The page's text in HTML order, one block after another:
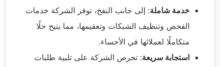
خدمة شاملة: إلى جانب النفخ، توفر الشركة خدمات
الفحص وتنظيف الشبكات وتعقيمها، مما يتيح حلًا
متكاملًا لعملائها في الأحساء.
استجابة سريعة: تحرص الشركة على تلبية طلبات